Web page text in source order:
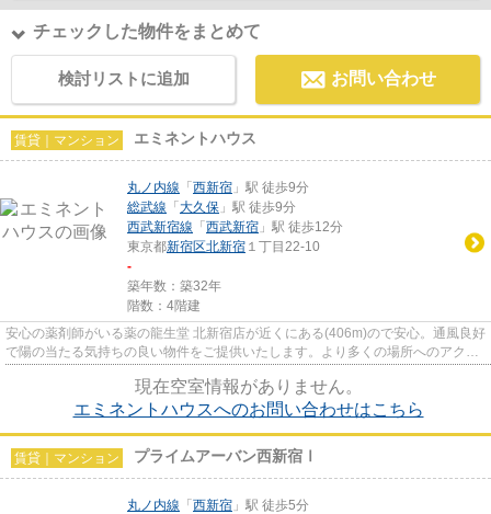
チェックした物件をまとめて
検討リストに追加 お問い合わせ
賃貸｜マンション エミネントハウス
丸ノ内線 「 西新宿 」駅 徒歩9分
総武線 「 大久保 」駅 徒歩9分
西武新宿線 「 西武新宿 」駅 徒歩12分
東京都新宿区北新宿 １丁目22-10
-
築年数：築32年
階数：4階建
安心の薬剤師がいる薬の龍生堂 北新宿店が近くにある(406m)ので安心。通風良好
で陽の当たる気持ちの良い物件をご提供いたします。より多くの場所へのアクセ
現在空室情報がありません。
エミネントハウスへのお問い合わせはこちら
賃貸｜マンション プライムアーバン西新宿Ⅰ
丸ノ内線 「 西新宿 」駅 徒歩5分